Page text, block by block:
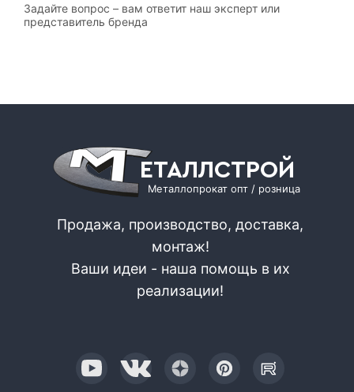
Задайте вопрос – вам ответит наш эксперт или
представитель бренда
ЕТАЛЛСТРОЙ
Металлопрокат опт / розница
Продажа, производство, доставка,
монтаж!
Ваши идеи - наша помощь в их
реализации!